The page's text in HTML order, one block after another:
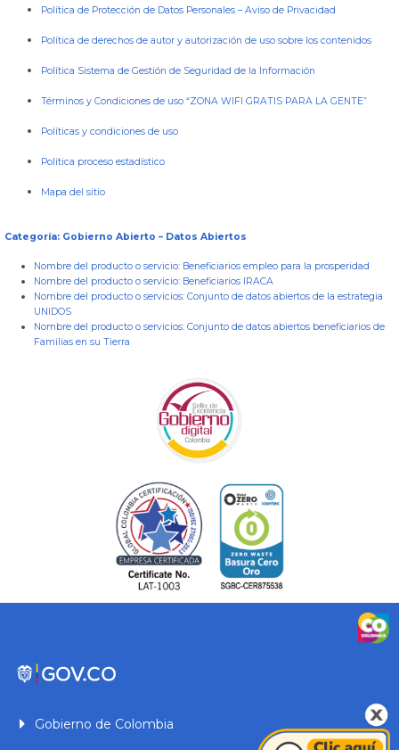
Política de Protección de Datos Personales –Aviso de Privacidad
Política de derechos de autor y autorización de uso sobre los contenidos
Política Sistema de Gestión de Seguridad de la Información
Términos y Condiciones de uso “ZONA WIFI GRATIS PARA LA GENTE”
Políticas y condiciones de uso
Política proceso estadístico
Mapa del sitio
Categoría: Gobierno Abierto – Datos Abiertos
Nombre del producto o servicio: Beneficiarios empleo para la prosperidad
Nombre del producto o servicio: Beneficiarios IRACA
Nombre del producto o servicios: Conjunto de datos abiertos de la estrategia
UNIDOS
Nombre del producto o servicios: Conjunto de datos abiertos beneficiarios de
Familias en su Tierra
Gobierno de Colombia